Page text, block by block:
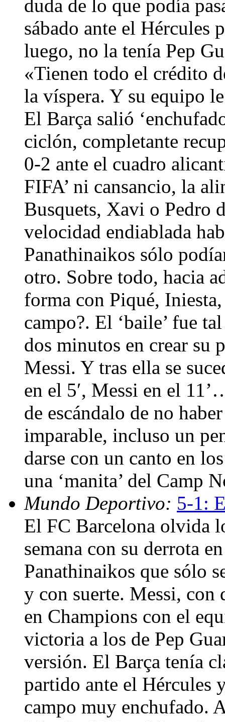
duda de lo que podía
sábado ante el Hércules
luego, no la tenía Pep
«Tienen todo el crédito
la víspera. Y su equipo
El Barça salió
ciclón, completante
0-2 ante el cuadro
FIFA’ ni cansancio, la
Busquets, Xavi o Pedro
velocidad endiablada
Panathinaikos sólo
otro. Sobre todo, hacia
forma con Piqué,
campo?. El ‘baile’ fue
dos minutos en crear su
Messi. Y tras ella se
en el 5′, Messi en el
de escándalo de no
imparable, incluso un
darse con un canto en
una ‘manita’ del Camp
Mundo Deportivo: 5-1:
El FC Barcelona olvida
semana con su derrota
Panathinaikos que sólo
y con suerte. Messi, con
en Champions con el
victoria a los de Pep
versión. El Barça tenía
partido ante el Hércules
campo muy enchufado.